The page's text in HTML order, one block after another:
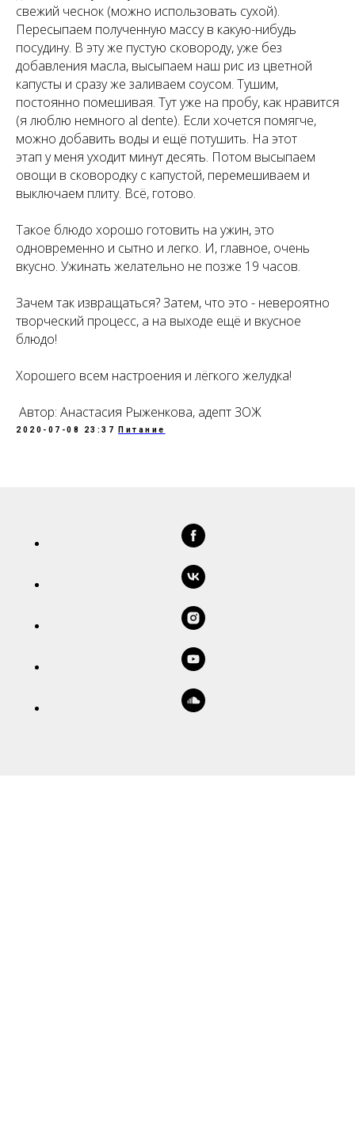
свежий чеснок (можно использовать сухой).
Пересыпаем полученную массу в какую-нибудь
посудину. В эту же пустую сковороду, уже без
добавления масла, высыпаем наш рис из цветной
капусты и сразу же заливаем соусом. Тушим,
постоянно помешивая. Тут уже на пробу, как нравится
(я люблю немного al dente). Если хочется помягче,
можно добавить воды и ещё потушить. На этот
этап у меня уходит минут десять. Потом высыпаем
овощи в сковородку с капустой, перемешиваем и
выключаем плиту. Всё, готово.
Такое блюдо хорошо готовить на ужин, это
одновременно и сытно и легко. И, главное, очень
вкусно. Ужинать желательно не позже 19 часов.
Зачем так извращаться? Затем, что это - невероятно
творческий процесс, а на выходе ещё и вкусное
блюдо!
Хорошего всем настроения и лёгкого желудка!
Автор: Анастасия Рыженкова, адепт ЗОЖ
2020-07-08 23:37 Питание